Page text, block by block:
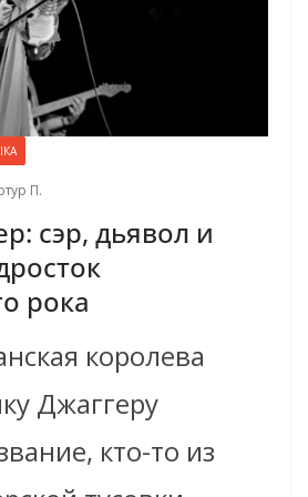
П.
сэр, дьявол и
рока
королева
Джаггеру
кто-то из